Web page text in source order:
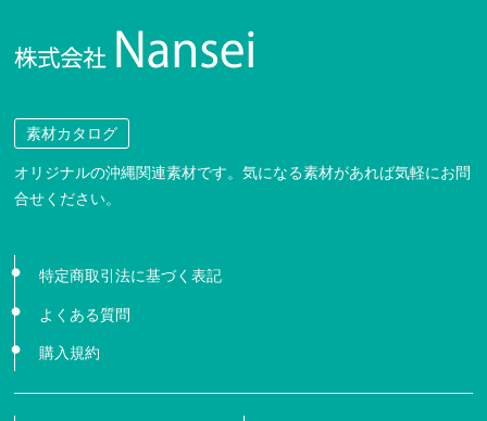
素材カタログ
オリジナルの沖縄関連素材です。気になる素材があれば気軽にお問
合せください。
特定商取引法に基づく表記
よくある質問
購入規約